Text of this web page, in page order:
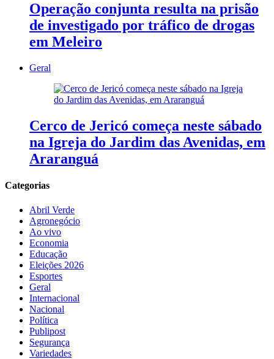
Operação conjunta resulta na prisão
de investigado por tráfico de drogas
em Meleiro
Geral
Cerco de Jericó começa neste sábado
na Igreja do Jardim das Avenidas, em
Araranguá
Categorias
Abril Verde
Agronegócio
Ao vivo
Economia
Educação
Eleições 2026
Esportes
Geral
Internacional
Nacional
Política
Publipost
Segurança
Variedades